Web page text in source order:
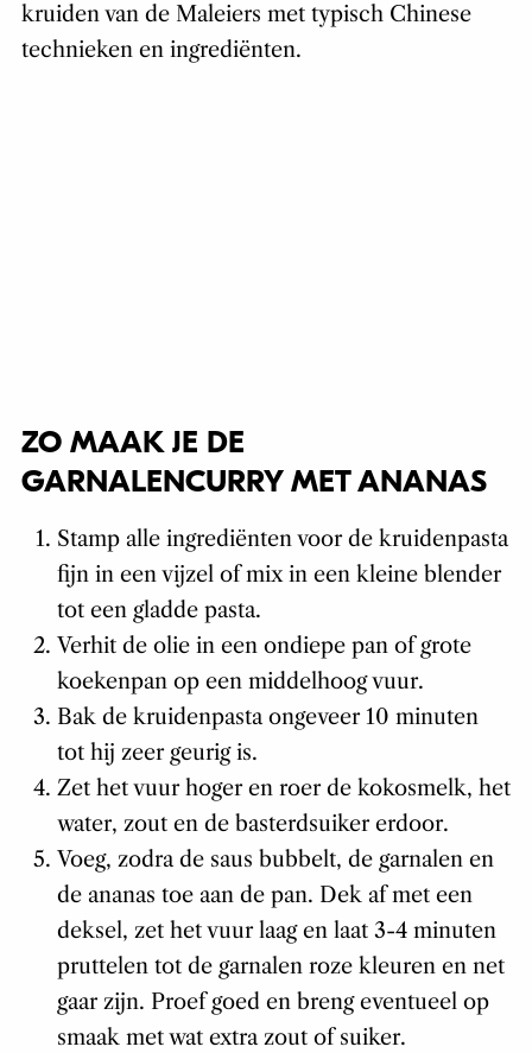
kruiden van de Maleiers met typisch Chinese
technieken en ingrediënten.
ZO MAAK JE DE
GARNALENCURRY MET ANANAS
Stamp alle ingrediënten voor de kruidenpasta
fijn in een vijzel of mix in een kleine blender
tot een gladde pasta.
Verhit de olie in een ondiepe pan of grote
koekenpan op een middelhoog vuur.
Bak de kruidenpasta ongeveer 10 minuten
tot hij zeer geurig is.
Zet het vuur hoger en roer de kokosmelk, het
water, zout en de basterdsuiker erdoor.
Voeg, zodra de saus bubbelt, de garnalen en
de ananas toe aan de pan. Dek af met een
deksel, zet het vuur laag en laat 3-4 minuten
pruttelen tot de garnalen roze kleuren en net
gaar zijn. Proef goed en breng eventueel op
smaak met wat extra zout of suiker.